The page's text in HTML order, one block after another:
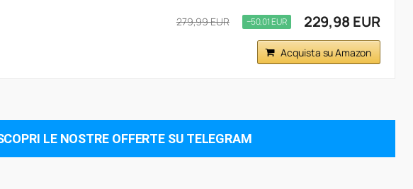
279,99 EUR −50,01 EUR 229,98 EUR
Acquista su Amazon
LE NOSTRE OFFERTE SU TELEGRAM